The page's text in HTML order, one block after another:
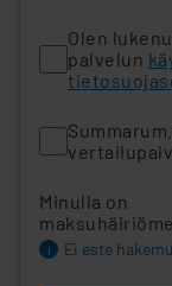
Olen
palvelun
Minulla on
i Ei este